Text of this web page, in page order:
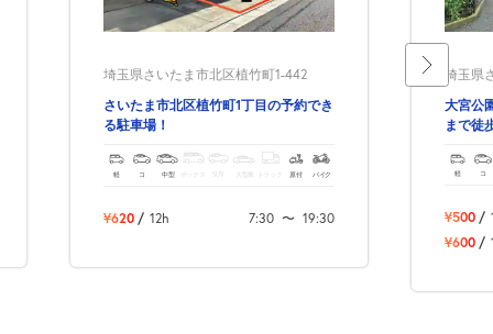
埼玉県さいたま市北区植竹町1-442
さいたま市北区植竹町1丁目の予約でき
る駐車場！
軽 コ 中型 ボックス SUV 大型車 トラック 原付 バイク
¥620 / 12h 7:30 〜 19:30
埼玉県
大宮公
まで徒
軽 コ
¥500 /
¥600 /